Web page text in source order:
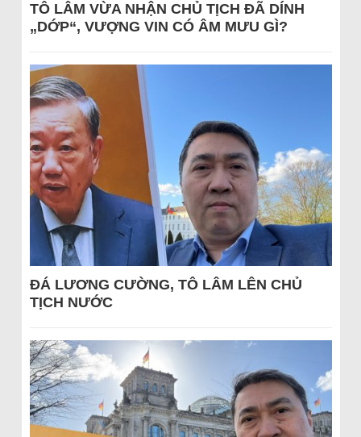
TÔ LÂM VỪA NHẬN CHỦ TỊCH ĐÃ DÍNH
„DỚP“, VƯỢNG VIN CÓ ÂM MƯU GÌ?
ĐÁ LƯƠNG CƯỜNG, TÔ LÂM LÊN CHỦ
TỊCH NƯỚC